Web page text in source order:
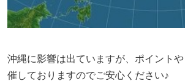
沖縄に影響は出ていますが、ポイント
催しておりますのでご安心ください♪